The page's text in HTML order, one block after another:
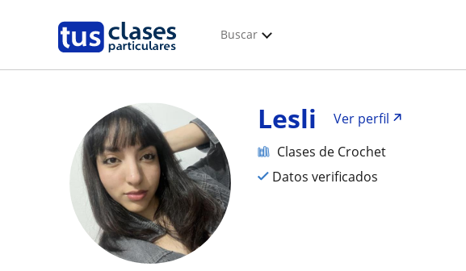
Buscar
Lesli
Ver perfil
Clases de Crochet
Datos verificados